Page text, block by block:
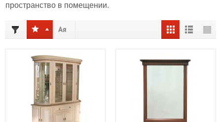
пространство в помещении.